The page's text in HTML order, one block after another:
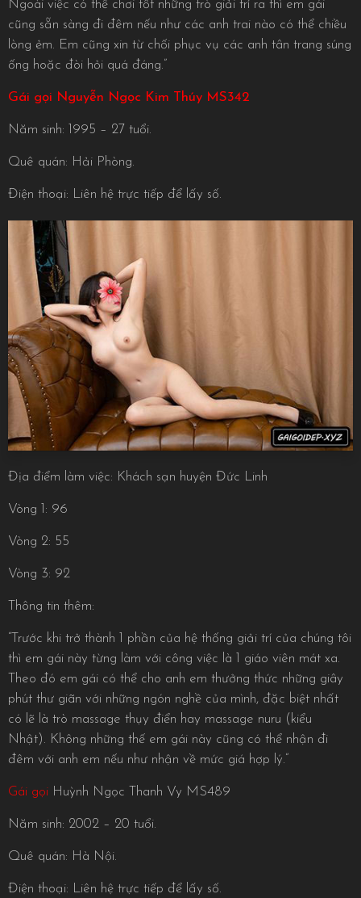
Ngoài việc có thể chơi tốt những trò giải trí ra thì em gái
cũng sẵn sàng đi đêm nếu như các anh trai nào có thể chiều
lòng ẻm. Em cũng xin từ chối phục vụ các anh tân trang súng
ống hoặc đòi hỏi quá đáng.”
Gái gọi Nguyễn Ngọc Kim Thúy MS342
Năm sinh: 1995 – 27 tuổi.
Quê quán: Hải Phòng.
Điện thoại: Liên hệ trực tiếp để lấy số.
Địa điểm làm việc: Khách sạn huyện Đức Linh
Vòng 1: 96
Vòng 2: 55
Vòng 3: 92
Thông tin thêm:
“Trước khi trở thành 1 phần của hệ thống giải trí của chúng tôi
thì em gái này từng làm với công việc là 1 giáo viên mát xa.
Theo đó em gái có thể cho anh em thưởng thức những giây
phút thư giãn với những ngón nghề của mình, đặc biệt nhất
có lẽ là trò massage thụy điển hay massage nuru (kiểu
Nhật). Không những thế em gái này cũng có thể nhận đi
đêm với anh em nếu như nhận về mức giá hợp lý.”
Gái gọi Huỳnh Ngọc Thanh Vy MS489
Năm sinh: 2002 – 20 tuổi.
Quê quán: Hà Nội.
Điện thoại: Liên hệ trực tiếp để lấy số.